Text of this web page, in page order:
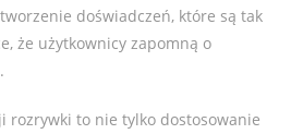
doświadczeń, które są tak
że użytkownicy zapomną o
rozrywki to nie tylko dostosowanie